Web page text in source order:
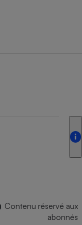
Contenu réservé aux
abonnés